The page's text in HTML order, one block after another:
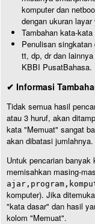
komputer dan
dengan ukuran
Tambahan kata-
Penulisan
tt, dp, dr dan
KBBI PusatBahasa.
✔ Informasi
Tidak semua hasil
atau 3 huruf, akan
kata "Memuat" sangat
akan dibatasi jumlahnya.
Untuk pencarian
memisahkan masing-
komputer). Jika
"kata dasar" dan hasil
kolom "Memuat".